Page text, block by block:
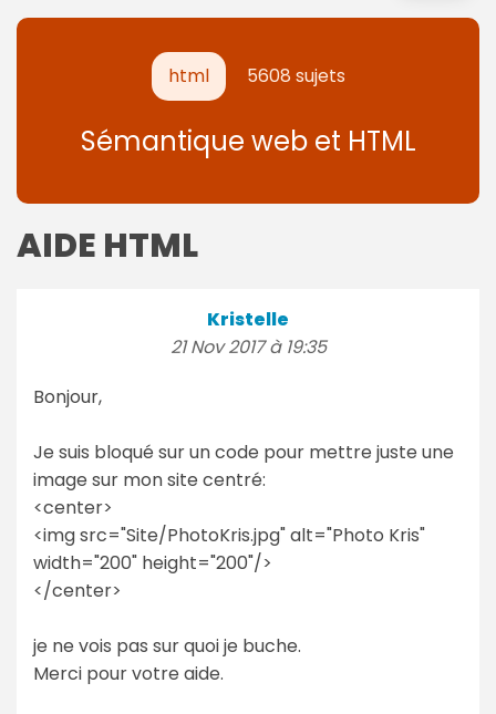
html 5608 sujets
Sémantique web et HTML
AIDE HTML
Kristelle
21 Nov 2017 à 19:35
Bonjour,
Je suis bloqué sur un code pour mettre juste une
image sur mon site centré:
<center>
<img src="Site/PhotoKris.jpg" alt="Photo Kris"
width="200" height="200"/>
</center>
je ne vois pas sur quoi je buche.
Merci pour votre aide.